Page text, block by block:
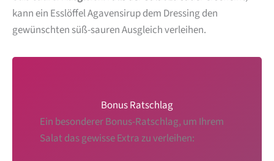
kann ein Esslöffel Agavensirup dem Dressing den
gewünschten süß-sauren Ausgleich verleihen.
Bonus Ratschlag
Ein besonderer Bonus-Ratschlag, um Ihrem
Salat das gewisse Extra zu verleihen: